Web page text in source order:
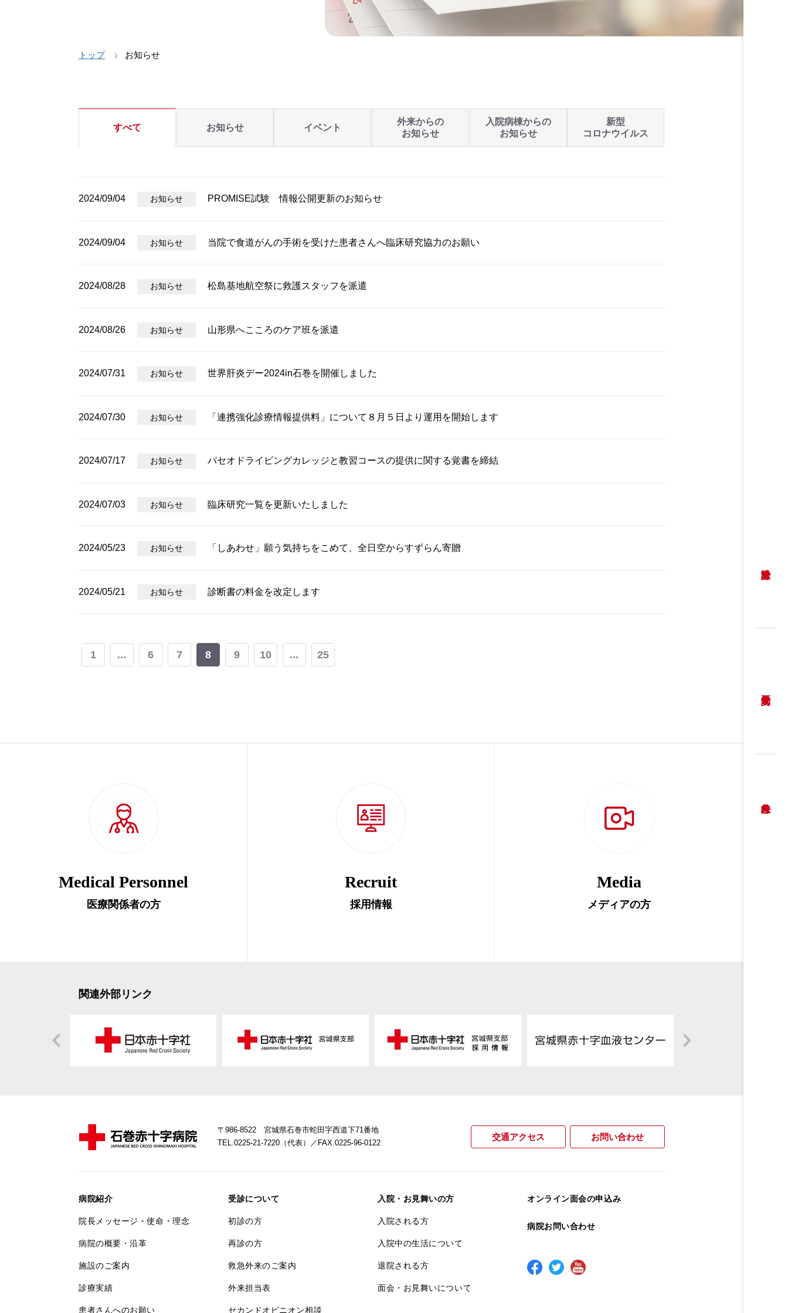
トップ お知らせ
すべて お知らせ イベント
外来からの
お知らせ
入院病棟からの
お知らせ
新型
コロナウイルス
2024/09/04 お知らせ PROMISE試験 情報公開更新のお知らせ
2024/09/04 お知らせ 当院で食道がんの手術を受けた患者さんへ臨床研究協力のお願い
2024/08/28 お知らせ 松島基地航空祭に救護スタッフを派遣
2024/08/26 お知らせ 山形県へこころのケア班を派遣
2024/07/31 お知らせ 世界肝炎デー2024in石巻を開催しました
2024/07/30 お知らせ 「連携強化診療情報提供料」について８月５日より運用を開始します
2024/07/17 お知らせ パセオドライビングカレッジと教習コースの提供に関する覚書を締結
2024/07/03 お知らせ 臨床研究一覧を更新いたしました
2024/05/23 お知らせ 「しあわせ」願う気持ちをこめて、全日空からすずらん寄贈
2024/05/21 お知らせ 診断書の料金を改定します
1 ... 6 7 8 9 10 ... 25
Medical Personnel
医療関係者の方
Recruit
採用情報
Media
メディアの方
関連外部リンク
〒986-8522 宮城県石巻市蛇田字西道下71番地
TEL.0225-21-7220（代表）
／FAX.0225-96-0122
交通アクセス お問い合わせ
病院紹介
院長メッセージ・使命・理念
病院の概要・沿革
施設のご案内
診療実績
患者さんへのお願い
受診について
初診の方
再診の方
救急外来のご案内
外来担当表
セカンドオピニオン相談
入院・お見舞いの方
入院される方
入院中の生活について
退院される方
面会・お見舞いについて
オンライン面会の申込み
病院お問い合わせ